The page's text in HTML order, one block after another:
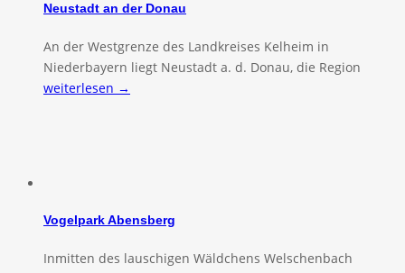
Neustadt an der Donau
An der Westgrenze des Landkreises Kelheim in
Niederbayern liegt Neustadt a. d. Donau, die Region
weiterlesen →
Vogelpark Abensberg
Inmitten des lauschigen Wäldchens Welschenbach